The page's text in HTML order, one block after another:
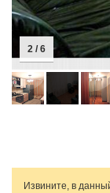
2 / 6
Извините, в